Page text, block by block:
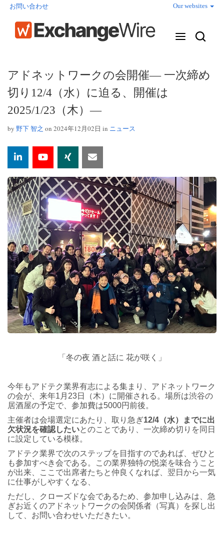
お問い合わせ Our websites
アドネットワークの会開催― 一次締め
切り12/4（水）に迫る、開催は
2025/1/23（木）―
by 野下 智之 on 2024年12月02日 in ニュース
「冬の夜 酒と話に 花が咲く」
今年もアドテク業界有志による集まり、アドネットワーク
の会が、来年1月23日（木）に開催される。場所は渋谷の
居酒屋の予定で、参加費は5000円前後。
主催者は会場選定にあたり、取り急ぎ12/4（水）までに出
欠状況を確認したいとのことであり、一次締め切りを同日
に設定している模様。
アドテク業界で次のステップを目指すのであれば、ぜひと
も参加すべき会である。この業界独特の悦楽を味合うこと
が出来、ここで出席者たちと仲良くなれば、翌日から一気
に仕事がしやすくなる、
ただし、クローズドな会であるため、参加申し込みは、急
ぎお近くのアドネットワークの会関係者（写真）を探し出
して、お問い合わせいただきたい。